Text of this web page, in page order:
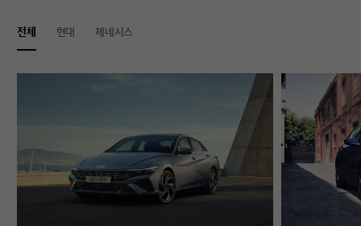
전체 현대 제네시스